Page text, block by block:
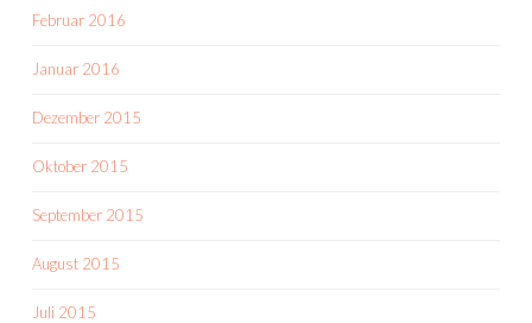
Februar 2016
Januar 2016
Dezember 2015
Oktober 2015
September 2015
August 2015
Juli 2015